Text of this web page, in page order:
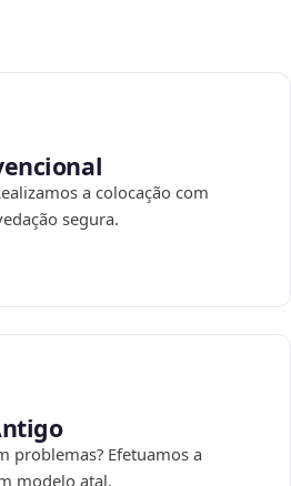
a colocação com
segura.
problemas? Efetuamos a
modelo atal.